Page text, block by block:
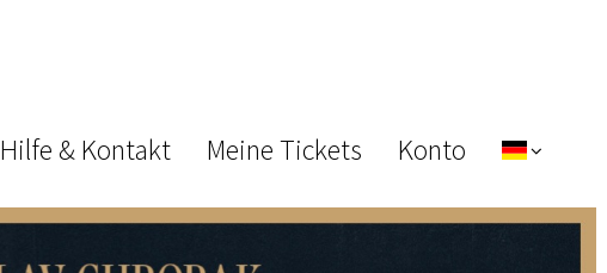
Hilfe & Kontakt Meine Tickets Konto